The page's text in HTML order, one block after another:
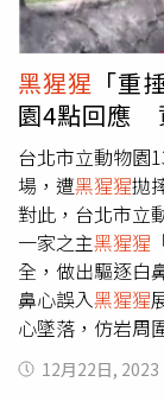
蚺，最重可達
能取而代之，雖
的分道揚鑣，北
許多相似之處。
肌肉擠壓殺死獵
鼻孔和眼睛都已
邊在水面上搜尋
蚺」。（圖／翻
黑猩猩 「
園4點回應
台北市立動物園
場，遭黑猩猩拋
對此，台北市立
一家之主黑猩猩
全，做出驅逐白
鼻心誤入黑猩猩
心墜落，仿岩周
說為相對體型較
家之主黑猩猩「
12月22日, 2023